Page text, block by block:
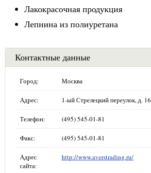
Лакокрасочная продукция
Лепнина из полиуретана
Контактные данные
Город: Москва
Адрес: 1-ый Стрелецкий переулок, д. 16
Телефон: (495) 545-01-81
Факс: (495) 545-01-81
Адрес
сайта:
http://www.averstrading.ru/